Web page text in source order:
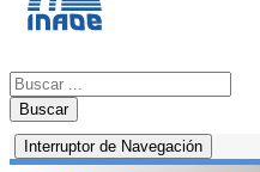
Buscar
Interruptor de Navegación